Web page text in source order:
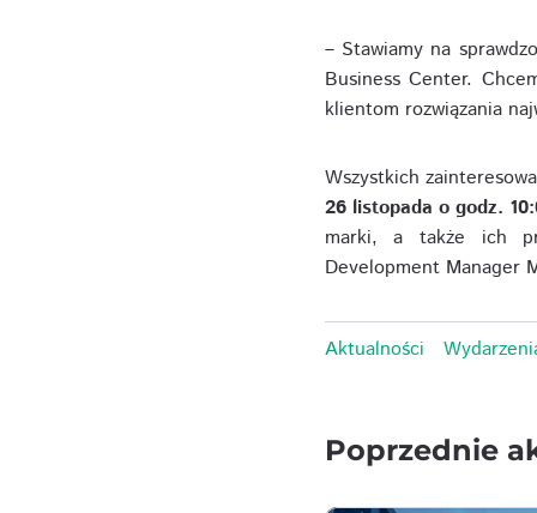
– Stawiamy na
Business Center.
klientom rozwiązania
Wszystkich
26 listopada o godz.
marki, a także ich
Development Manager
Aktualności
Poprzednie